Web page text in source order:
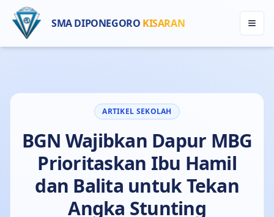
SMA DIPONEGORO KISARAN
ARTIKEL SEKOLAH
BGN Wajibkan Dapur MBG
Prioritaskan Ibu Hamil
dan Balita untuk Tekan
Angka Stunting